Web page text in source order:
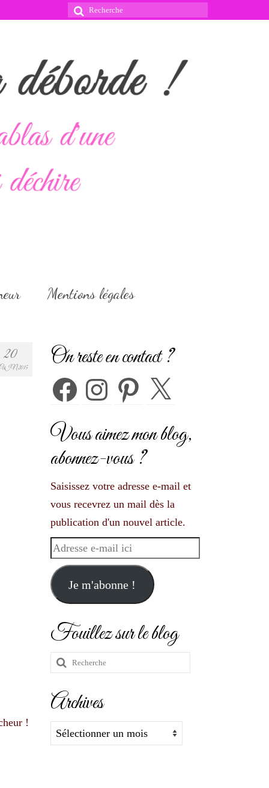
Rechercher
Mentions légales
20
2015
!
On reste en contact ?
FacebookInstagramPinterest X
Vous aimez mon blog,
abonnez-vous ?
Saisissez votre adresse e-mail et
vous recevrez un mail dès la
publication d'un nouvel article.
Adresse
mail
ici
Je m'abonne !
Fouillez sur le blog
Rechercher
Archives
Archives